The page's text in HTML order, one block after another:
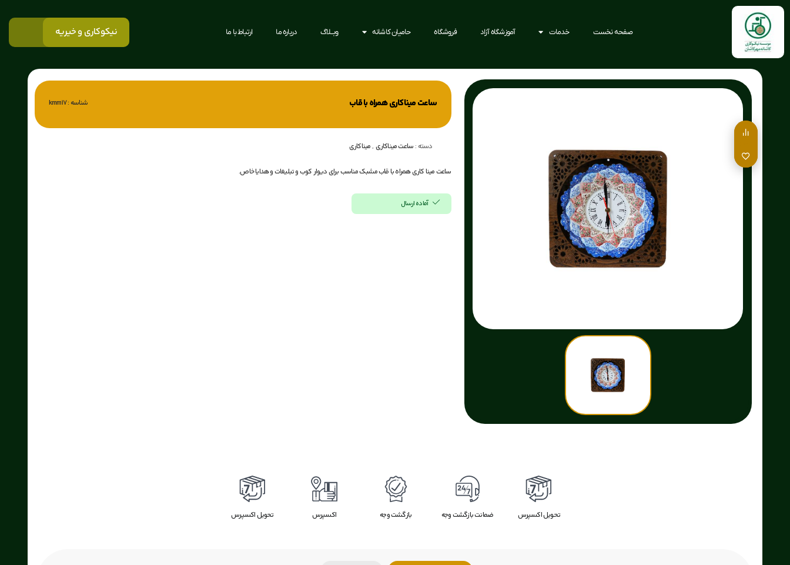
صفحه نخست خدمات آموزشگاه آزاد فروشگاه حامیان کاشانه وبــلاگ درباره ما ارتباط با ما نیکوکاری و خیریه
ساعت میناکاری همراه با قاب شناسه : kmm17
دسته : ساعت میناکاری ,میناکاری
ساعت مینا کاری همراه با قاب مشبک مناسب برای دیوار کوب و تبلیغات و هدایا خاص.
آماده ارسال
تحویل اکسپرس ضمانت بازگشت وجه بازگشت وجه اکسپرس تحویل اکسپرس